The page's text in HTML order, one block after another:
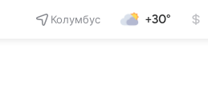
Колумбус +30°